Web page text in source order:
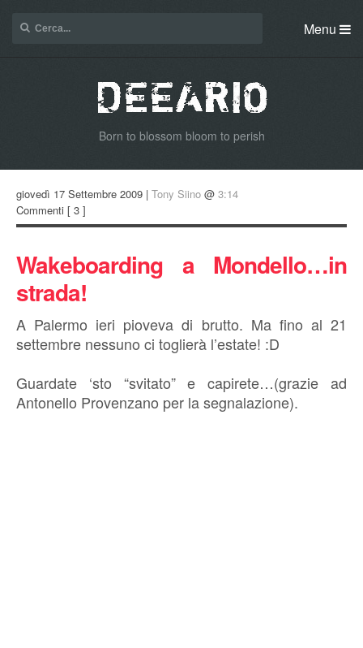
Menu
Born to blossom bloom to perish
giovedì 17 Settembre 2009 | Tony Siino @ 3:14
Commenti [ 3 ]
Wakeboarding a Mondello…in
strada!
A Palermo ieri pioveva di brutto. Ma fino al 21
settembre nessuno ci toglierà l’estate! :D
Guardate ‘sto “svitato” e capirete…(grazie ad
Antonello Provenzano per la segnalazione).